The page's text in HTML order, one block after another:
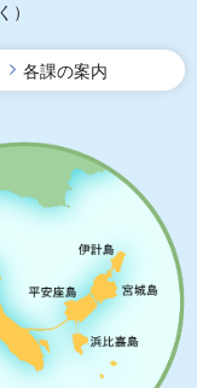
）
各課の案内